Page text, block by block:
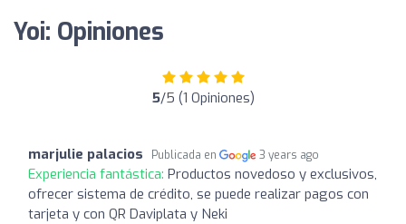
Yoi: Opiniones
5/5 (1 Opiniones)
marjulie palacios Publicada en 3 years ago
Experiencia fantástica: Productos novedoso y exclusivos,
ofrecer sistema de crédito, se puede realizar pagos con
tarjeta y con QR Daviplata y Neki